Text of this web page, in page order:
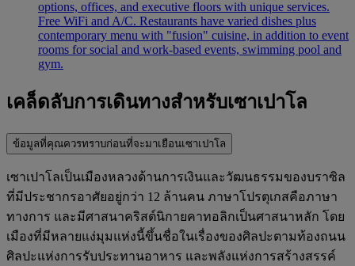
options, offices, and executive floors with unique services.
Free WiFi and A/C. Restaurants have varied dishes plus
contemporary menu with "fusion" cuisine, in addition to event
rooms for social and work-based events, swimming pool and
gym.
เคล็ดลับการเดินทางสำหรับเซาเปาโล
ข้อมูลที่คุณควรทราบก่อนที่จะมาเยือนเซาเปาโล
เซาเปาโลเป็นเมืองหลวงด้านการเงินและวัฒนธรรมของบราซิล
ที่มีประชากรอาศัยอยู่กว่า 12 ล้านคน ภาษาโปรตุเกสคือภาษา
ทางการ และมีศาสนาคริสต์นิกายคาทอลิกเป็นศาสนาหลัก โดย
เมืองที่มีหลายแง่มุมแห่งนี้ขึ้นชื่อในเรื่องของศิลปะตามท้องถนน
ศิลปะแห่งการรับประทานอาหาร และพลังแห่งการสร้างสรรค์